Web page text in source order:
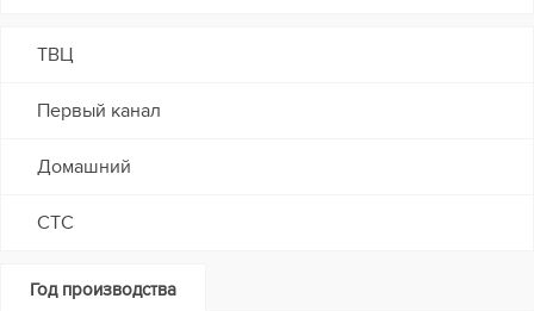
ТВЦ
Первый канал
Домашний
СТС
Год производства